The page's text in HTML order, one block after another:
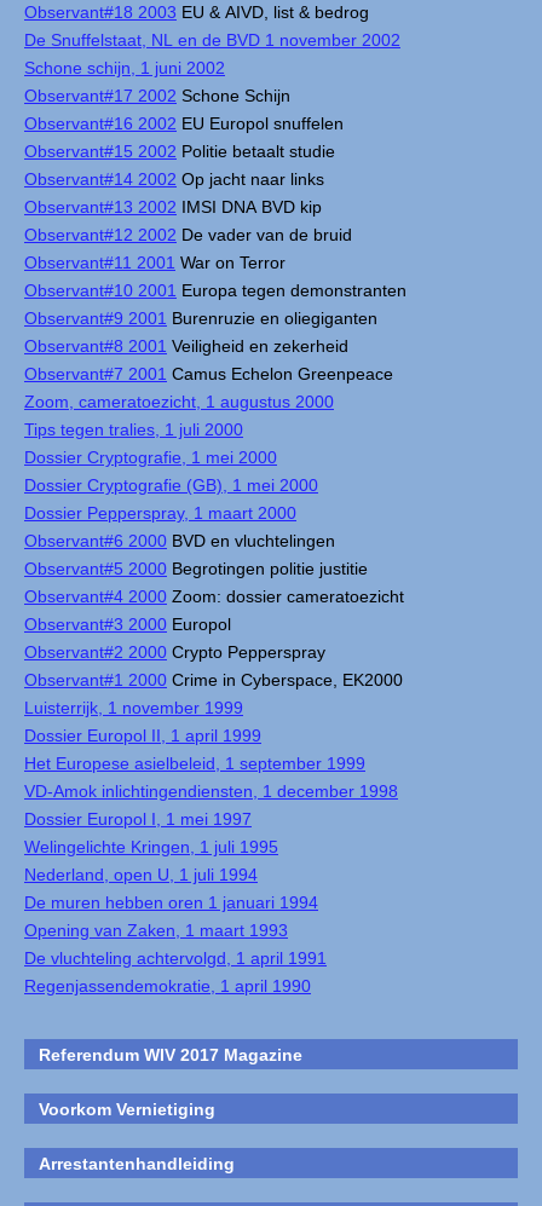
Observant#18 2003 EU & AIVD, list & bedrog
De Snuffelstaat, NL en de BVD 1 november 2002
Schone schijn, 1 juni 2002
Observant#17 2002 Schone Schijn
Observant#16 2002 EU Europol snuffelen
Observant#15 2002 Politie betaalt studie
Observant#14 2002 Op jacht naar links
Observant#13 2002 IMSI DNA BVD kip
Observant#12 2002 De vader van de bruid
Observant#11 2001 War on Terror
Observant#10 2001 Europa tegen demonstranten
Observant#9 2001 Burenruzie en oliegiganten
Observant#8 2001 Veiligheid en zekerheid
Observant#7 2001 Camus Echelon Greenpeace
Zoom, cameratoezicht, 1 augustus 2000
Tips tegen tralies, 1 juli 2000
Dossier Cryptografie, 1 mei 2000
Dossier Cryptografie (GB), 1 mei 2000
Dossier Pepperspray, 1 maart 2000
Observant#6 2000 BVD en vluchtelingen
Observant#5 2000 Begrotingen politie justitie
Observant#4 2000 Zoom: dossier cameratoezicht
Observant#3 2000 Europol
Observant#2 2000 Crypto Pepperspray
Observant#1 2000 Crime in Cyberspace, EK2000
Luisterrijk, 1 november 1999
Dossier Europol II, 1 april 1999
Het Europese asielbeleid, 1 september 1999
VD-Amok inlichtingendiensten, 1 december 1998
Dossier Europol I, 1 mei 1997
Welingelichte Kringen, 1 juli 1995
Nederland, open U, 1 juli 1994
De muren hebben oren 1 januari 1994
Opening van Zaken, 1 maart 1993
De vluchteling achtervolgd, 1 april 1991
Regenjassendemokratie, 1 april 1990
Referendum WIV 2017 Magazine
Voorkom Vernietiging
Arrestantenhandleiding